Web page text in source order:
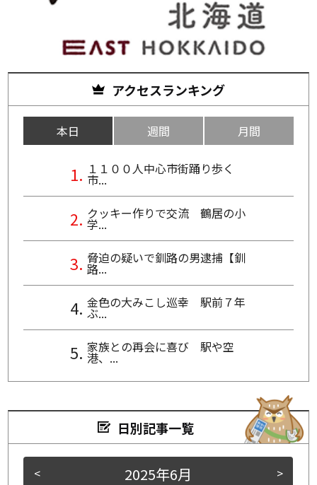
アクセスランキング
本日 週間 月間
１１００人中心市街踊り歩く
市...
クッキー作りで交流 鶴居の小
学...
脅迫の疑いで釧路の男逮捕【釧
路...
金色の大みこし巡幸 駅前７年
ぶ...
家族との再会に喜び 駅や空
港、...
日別記事一覧
< >
2025年6月